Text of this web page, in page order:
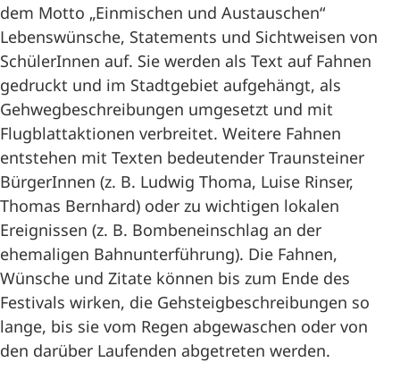
dem Motto „Einmischen und Austauschen“
Lebenswünsche, Statements und Sichtweisen von
SchülerInnen auf. Sie werden als Text auf Fahnen
gedruckt und im Stadtgebiet aufgehängt, als
Gehwegbeschreibungen umgesetzt und mit
Flugblattaktionen verbreitet. Weitere Fahnen
entstehen mit Texten bedeutender Traunsteiner
BürgerInnen (z. B. Ludwig Thoma, Luise Rinser,
Thomas Bernhard) oder zu wichtigen lokalen
Ereignissen (z. B. Bombeneinschlag an der
ehemaligen Bahnunterführung). Die Fahnen,
Wünsche und Zitate können bis zum Ende des
Festivals wirken, die Gehsteigbeschreibungen so
lange, bis sie vom Regen abgewaschen oder von
den darüber Laufenden abgetreten werden.